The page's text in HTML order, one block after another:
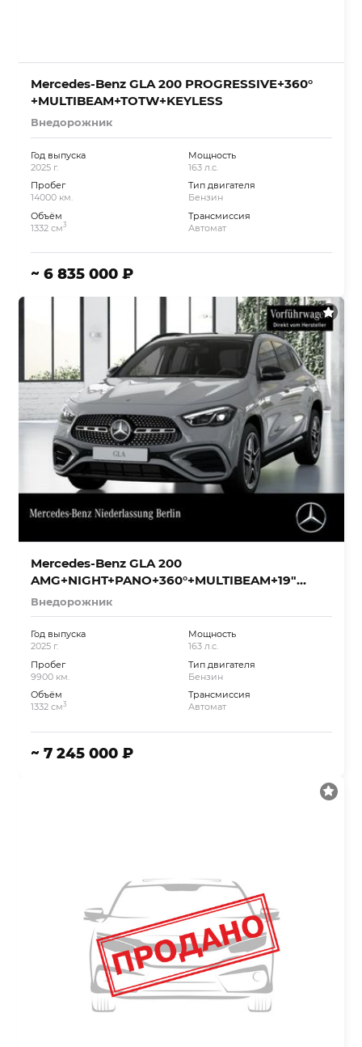
Mercedes-Benz GLA 200 PROGRESSIVE+360°
+MULTIBEAM+TOTW+KEYLESS
Внедорожник
Год выпуска
2025 г.
Пробег
14000 км.
Объём
1332 см3
Мощность
163 л.с.
Тип двигателя
Бензин
Трансмиссия
Автомат
~ 6 835 000 ₽
Mercedes-Benz GLA 200
AMG+NIGHT+PANO+360°+MULTIBEAM+19″
+TOTW
Внедорожник
Год выпуска
2025 г.
Пробег
9900 км.
Объём
1332 см3
Мощность
163 л.с.
Тип двигателя
Бензин
Трансмиссия
Автомат
~ 7 245 000 ₽